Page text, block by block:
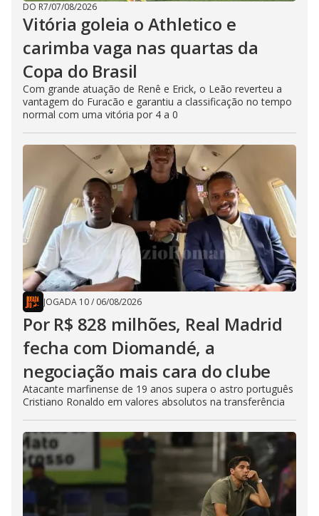
DO R7/07/08/2026
Vitória goleia o Athletico e
carimba vaga nas quartas da
Copa do Brasil
Com grande atuação de Renê e Erick, o Leão reverteu a
vantagem do Furacão e garantiu a classificação no tempo
normal com uma vitória por 4 a 0
JOGADA 10/ 06/08/2026
Por R$ 828 milhões, Real Madrid
fecha com Diomandé, a
negociação mais cara do clube
Atacante marfinense de 19 anos supera o astro português
Cristiano Ronaldo em valores absolutos na transferência